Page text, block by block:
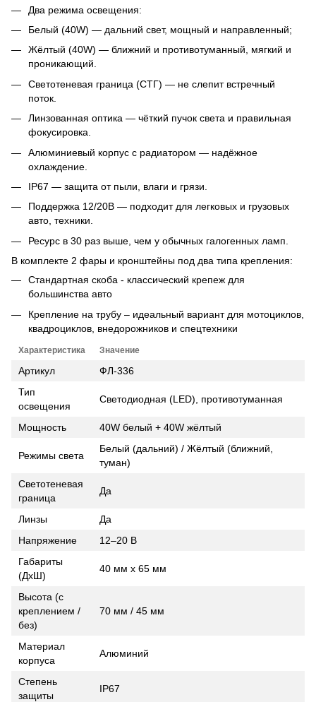
Два режима освещения:
Белый (40W) — дальний свет, мощный и направленный;
Жёлтый (40W) — ближний и противотуманный, мягкий и
проникающий.
Светотеневая граница (СТГ) — не слепит встречный
поток.
Линзованная оптика — чёткий пучок света и правильная
фокусировка.
Алюминиевый корпус с радиатором — надёжное
охлаждение.
IP67 — защита от пыли, влаги и грязи.
Поддержка 12/20В — подходит для легковых и грузовых
авто, техники.
Ресурс в 30 раз выше, чем у обычных галогенных ламп.
В комплекте 2 фары и кронштейны под два типа крепления:
Стандартная скоба - классический крепеж для
большинства авто
Крепление на трубу – идеальный вариант для мотоциклов,
квадроциклов, внедорожников и спецтехники
Характеристика Значение
Артикул
ФЛ-336
Тип
освещения
Светодиодная (LED), противотуманная
Мощность 40W белый + 40W жёлтый
Режимы света
Белый (дальний) / Жёлтый (ближний,
туман)
Светотеневая
граница
Да
Линзы
Да
Напряжение
12–20 В
Габариты
(ДхШ)
40 мм х 65 мм
Высота (с
креплением /
без)
70 мм / 45 мм
Материал
корпуса
Алюминий
Степень
защиты
IP67